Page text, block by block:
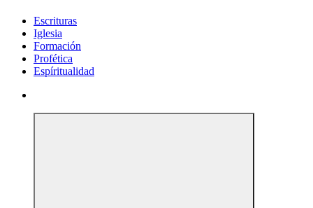
Escrituras
Iglesia
Formación
Profética
Espíritualidad